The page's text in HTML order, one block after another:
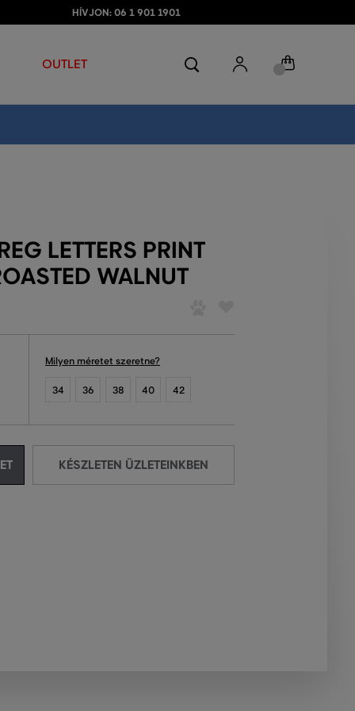
HÍVJON: 06 1 901 1901
OUTLET
LETTERS PRINT
WALNUT
Milyen méretet szeretne?
34 36 38 40 42
KÉSZLETEN ÜZLETEINKBEN